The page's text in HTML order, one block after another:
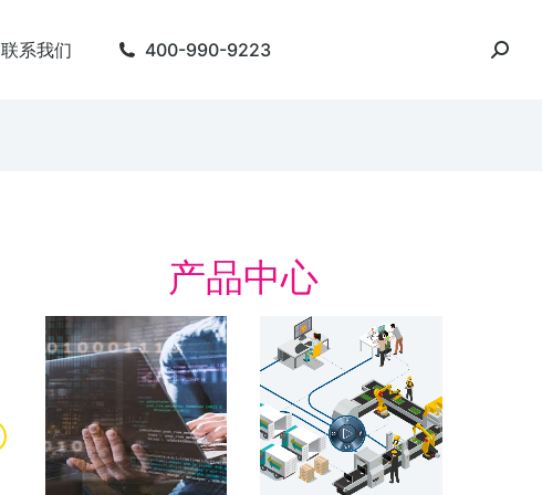
联系我们 400-990-9223
数字化精益管理解决方
数字化精益管理 建设基于“虚拟数字化工
厂” 的数字化制造体系 实时，在线，互
动。 简化会议准备。 人员主动参与…
数字化工厂
数字化工厂 整合产品
周期
了解方案
产品中心